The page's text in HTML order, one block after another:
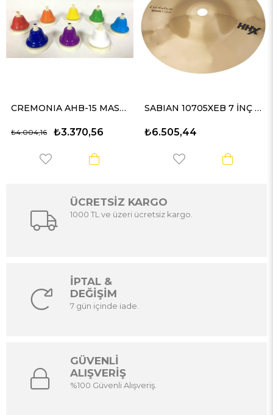
CREMONIA AHB-15 MASA ZİLİ SETİ 8 Lİ DESKBELL
₺3.370,56
₺4.004,16
SABIAN 10705XEB 7 İNÇ ZİL
₺6.505,44
ÜCRETSİZ KARGO
1000 TL ve üzeri ücretsiz kargo.
İPTAL &
DEĞİŞİM
7 gün içinde iade.
GÜVENLİ
ALIŞVERİŞ
%100 Güvenli Alışveriş.